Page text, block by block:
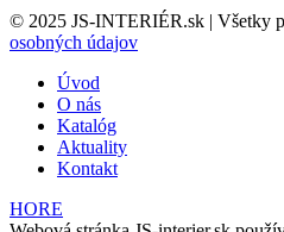
© 2025 JS-INTERIÉR.sk | Všetky
osobných údajov
Úvod
O nás
Katalóg
Aktuality
Kontakt
HORE